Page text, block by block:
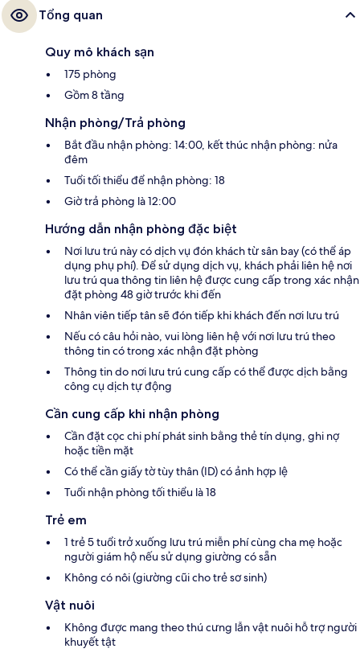
Tổng quan
Quy mô khách sạn
175 phòng
Gồm 8 tầng
Nhận phòng/Trả phòng
Bắt đầu nhận phòng: 14:00, kết thúc nhận phòng: nửa
đêm
Tuổi tối thiểu để nhận phòng: 18
Giờ trả phòng là 12:00
Hướng dẫn nhận phòng đặc biệt
Nơi lưu trú này có dịch vụ đón khách từ sân bay (có thể áp
dụng phụ phí). Để sử dụng dịch vụ, khách phải liên hệ nơi
lưu trú qua thông tin liên hệ được cung cấp trong xác nhận
đặt phòng 48 giờ trước khi đến
Nhân viên tiếp tân sẽ đón tiếp khi khách đến nơi lưu trú
Nếu có câu hỏi nào, vui lòng liên hệ với nơi lưu trú theo
thông tin có trong xác nhận đặt phòng
Thông tin do nơi lưu trú cung cấp có thể được dịch bằng
công cụ dịch tự động
Cần cung cấp khi nhận phòng
Cần đặt cọc chi phí phát sinh bằng thẻ tín dụng, ghi nợ
hoặc tiền mặt
Có thể cần giấy tờ tùy thân (ID) có ảnh hợp lệ
Tuổi nhận phòng tối thiểu là 18
Trẻ em
1 trẻ 5 tuổi trở xuống lưu trú miễn phí cùng cha mẹ hoặc
người giám hộ nếu sử dụng giường có sẵn
Không có nôi (giường cũi cho trẻ sơ sinh)
Vật nuôi
Không được mang theo thú cưng lẫn vật nuôi hỗ trợ người
khuyết tật